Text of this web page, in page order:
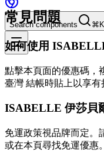
Search components ⌘K
常見問題
如何使用
點擊本頁面的優惠碼，
臺灣 結帳時貼上以享有
ISABELLE 伊莎貝
免運政策視品牌而定。
或在本頁尋找免運優惠。